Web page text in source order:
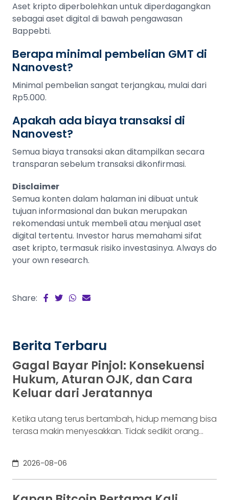
Aset kripto diperbolehkan untuk diperdagangkan
sebagai aset digital di bawah pengawasan
Bappebti.
Berapa minimal pembelian GMT di
Nanovest?
Minimal pembelian sangat terjangkau, mulai dari
Rp5.000.
Apakah ada biaya transaksi di
Nanovest?
Semua biaya transaksi akan ditampilkan secara
transparan sebelum transaksi dikonfirmasi.
Disclaimer
Semua konten dalam halaman ini dibuat untuk
tujuan informasional dan bukan merupakan
rekomendasi untuk membeli atau menjual aset
digital tertentu. Investor harus memahami sifat
aset kripto, termasuk risiko investasinya. Always do
your own research.
Share:
Berita Terbaru
Gagal Bayar Pinjol: Konsekuensi
Hukum, Aturan OJK, dan Cara
Keluar dari Jeratannya
Ketika utang terus bertambah, hidup memang bisa
terasa makin menyesakkan. Tidak sedikit orang
kondisi yang kita kenal sebagai gagal bayar. Ini
bukan masalah segelintir orang. Mengutip laporan
OJK dari dataindonesia.id, angka kredit macet di
2026-08-06